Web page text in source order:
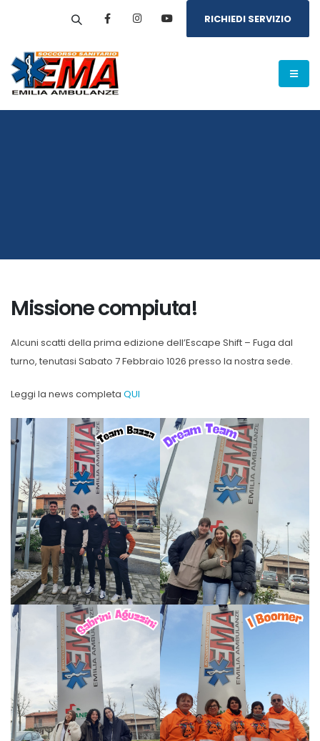
RICHIEDI SERVIZIO
Missione compiuta!
Alcuni scatti della prima edizione dell’Escape Shift – Fuga dal
turno, tenutasi Sabato 7 Febbraio 1026 presso la nostra sede.
Leggi la news completa QUI